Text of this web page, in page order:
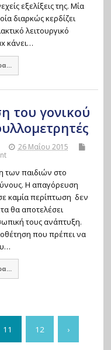
εξελίξεις της. Μία
διαρκώς κερδίζει
λειτουργικό
κάνει…
του γονικού
26 Μαΐου 2015
των παιδιών στο
Η απαγόρευση
καμία περίπτωση δεν
θα αποτελέσει
τους ανάπτυξη.
που πρέπει να
11 12 ›